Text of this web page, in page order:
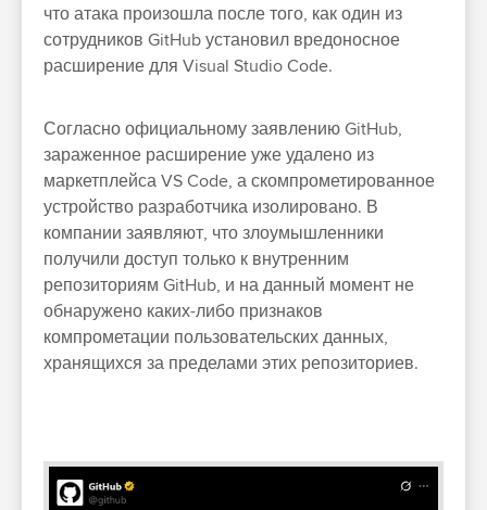
что атака произошла после того, как один из
сотрудников GitHub установил вредоносное
расширение для Visual Studio Code.
Согласно официальному заявлению GitHub,
зараженное расширение уже удалено из
маркетплейса VS Code, а скомпрометированное
устройство разработчика изолировано. В
компании заявляют, что злоумышленники
получили доступ только к внутренним
репозиториям GitHub, и на данный момент не
обнаружено каких-либо признаков
компрометации пользовательских данных,
хранящихся за пределами этих репозиториев.